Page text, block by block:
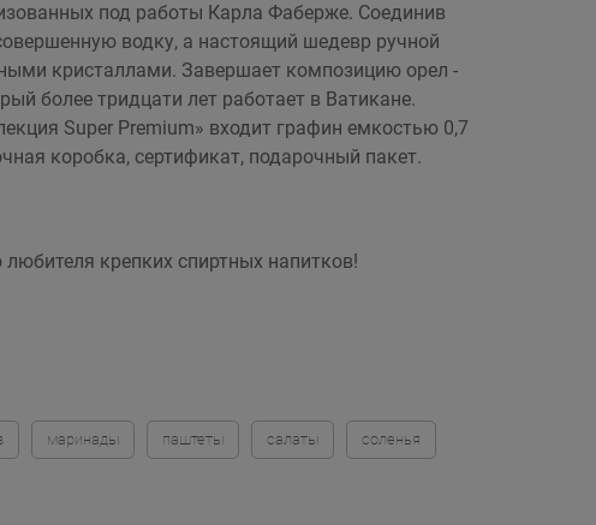
под работы Карла Фаберже. Соединив
водку, а настоящий шедевр ручной
кристаллами. Завершает композицию орел -
более тридцати лет работает в Ватикане.
Super Premium» входит графин емкостью 0,7
коробка, сертификат, подарочный пакет.
крепких спиртных напитков!
маринады паштеты салаты соленья